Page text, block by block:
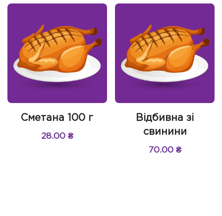
Сметана 100 г
28.00 ₴
Відбивна зі
свинини
70.00 ₴